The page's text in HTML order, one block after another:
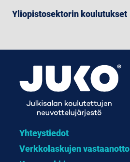
Yliopistosektorin koulutukset
Yhteystiedot
Verkkolaskujen vastaanotto